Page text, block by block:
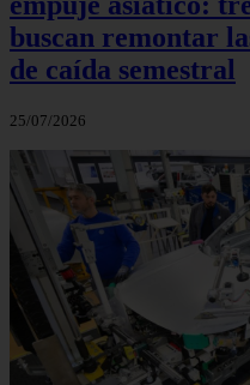
buscan remontar
de caída semestral
25/07/2026